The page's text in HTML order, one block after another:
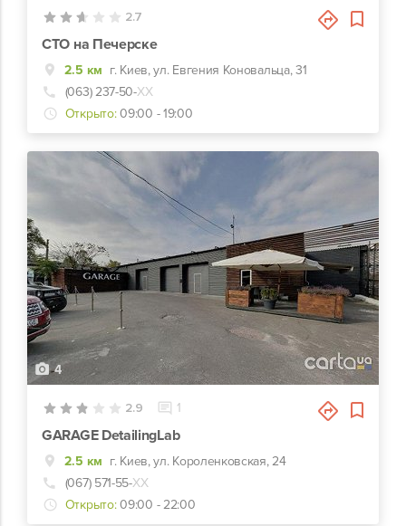
2.7
СТО на Печерске
2.5 км г. Киев, ул. Евгения Коновальца, 31
(063) 237-50-ХХ
Открыто: 09:00 - 19:00
4
2.9 1
GARAGE DetailingLab
2.5 км г. Киев, ул. Короленковская, 24
(067) 571-55-ХХ
Открыто: 09:00 - 22:00